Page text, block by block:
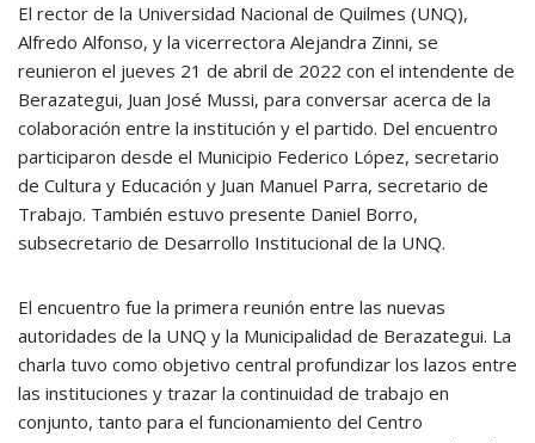
El rector de la Universidad Nacional de Quilmes (UNQ),
Alfredo Alfonso, y la vicerrectora Alejandra Zinni, se
reunieron el jueves 21 de abril de 2022 con el intendente de
Berazategui, Juan José Mussi, para conversar acerca de la
colaboración entre la institución y el partido. Del encuentro
participaron desde el Municipio Federico López, secretario
de Cultura y Educación y Juan Manuel Parra, secretario de
Trabajo. También estuvo presente Daniel Borro,
subsecretario de Desarrollo Institucional de la UNQ.
El encuentro fue la primera reunión entre las nuevas
autoridades de la UNQ y la Municipalidad de Berazategui. La
charla tuvo como objetivo central profundizar los lazos entre
las instituciones y trazar la continuidad de trabajo en
conjunto, tanto para el funcionamiento del Centro